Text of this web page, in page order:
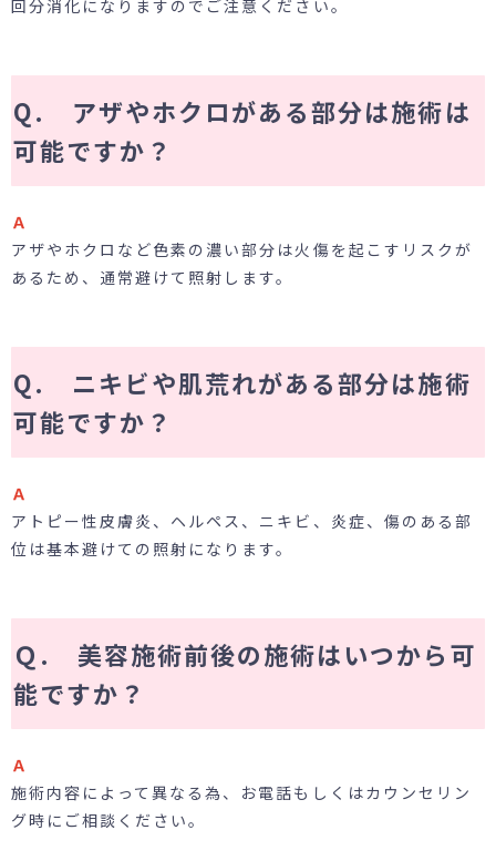
回分消化になりますのでご注意ください。
Q. アザやホクロがある部分は施術は
可能ですか？
Ａ
アザやホクロなど色素の濃い部分は火傷を起こすリスクが
あるため、通常避けて照射します。
Q. ニキビや肌荒れがある部分は施術
可能ですか？
Ａ
アトピー性皮膚炎、ヘルペス、ニキビ、炎症、傷のある部
位は基本避けての照射になります。
Ｑ. 美容施術前後の施術はいつから可
能ですか？
Ａ
施術内容によって異なる為、お電話もしくはカウンセリン
グ時にご相談ください。